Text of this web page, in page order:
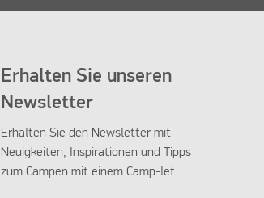
Erhalten Sie unseren
Newsletter
Erhalten Sie den Newsletter mit
Neuigkeiten, Inspirationen und Tipps
zum Campen mit einem Camp-let